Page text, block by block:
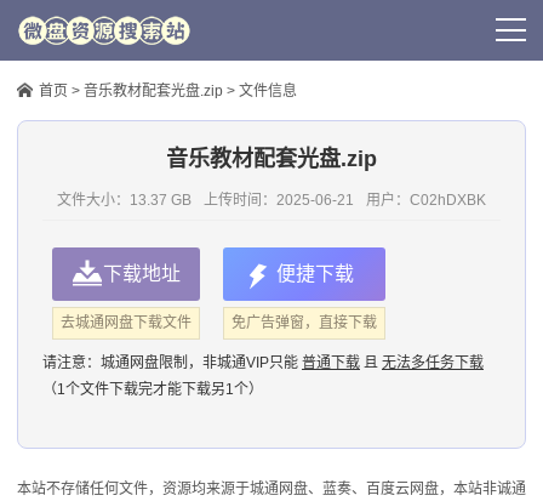
首页 > 音乐教材配套光盘.zip > 文件信息
音乐教材配套光盘.zip
文件大小：13.37 GB 上传时间： 2025-06-21 用户： C02hDXBK
下载地址
去城通网盘下载文件
便捷下载
免广告弹窗，直接下载
请注意： 城通网盘限制，非城通VIP只能 普通下载 且 无法多任务下载
（1个文件下载完才能下载另1个）
本站不存储任何文件，资源均来源于城通网盘、蓝奏、 百度云网盘，本站非诚通